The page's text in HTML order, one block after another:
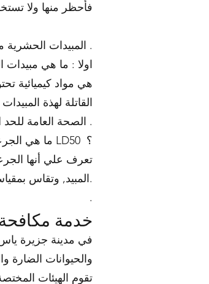
فأحظر منها ولا
المبيدات الحشرية منها أنواع كثيرة فمنها المبيدات الزراعية و مبيدات الصحة العامة, وسوف نركز هنا علي مبيدات الصحة العامة .
اولا : ما هي مبيدات
هي مواد كيميائية
الصحة العامة للحد الأدني الذي لا يسبب أي مشاكل أو أمراض صحية .
ما هي الجرعة القاتلة النصفية للمبيد LD50 ؟
تعرف علي أنها
المبيد, وتقاس بمقياس ملجم من المبيد / كجم من وزن الجسم, فكلما زاد رقم الجرعة القاتلة للمبيد قلت السمية.
.
خدمة
في مدينة جزيرة ياس
والحيوانات الضارة
تقوم الهيئات